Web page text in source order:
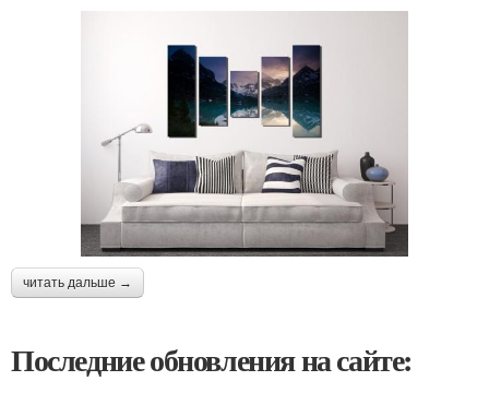
читать дальше →
Последние обновления на сайте: